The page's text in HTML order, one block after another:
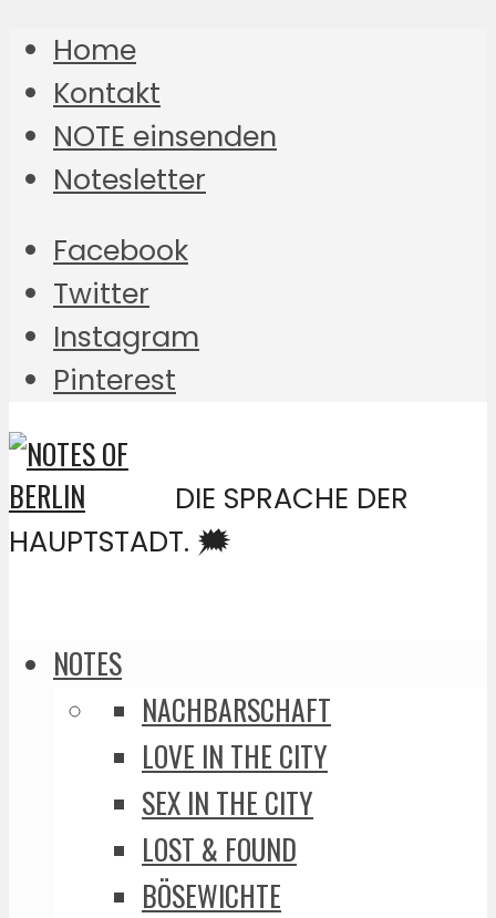
Home
Kontakt
NOTE einsenden
Notesletter
Facebook
Twitter
Instagram
Pinterest
DIE SPRACHE DER
HAUPTSTADT. 🗯️
NOTES
NACHBARSCHAFT
LOVE IN THE CITY
SEX IN THE CITY
LOST & FOUND
BÖSEWICHTE